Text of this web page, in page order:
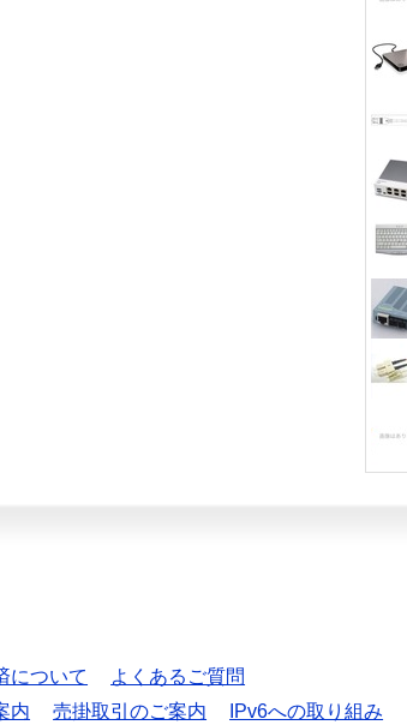
について
よくあるご質問
内 売掛取引のご案内
IPv6への取り組み